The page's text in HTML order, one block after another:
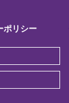
ポリシー